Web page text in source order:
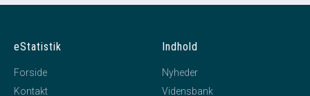
eStatistik
Forside
Kontakt
Indhold
Nyheder
Vidensbank